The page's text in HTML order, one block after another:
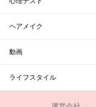
ヘアメイク
動画
ライフスタイル